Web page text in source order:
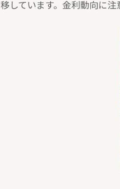
移しています。金利動向に